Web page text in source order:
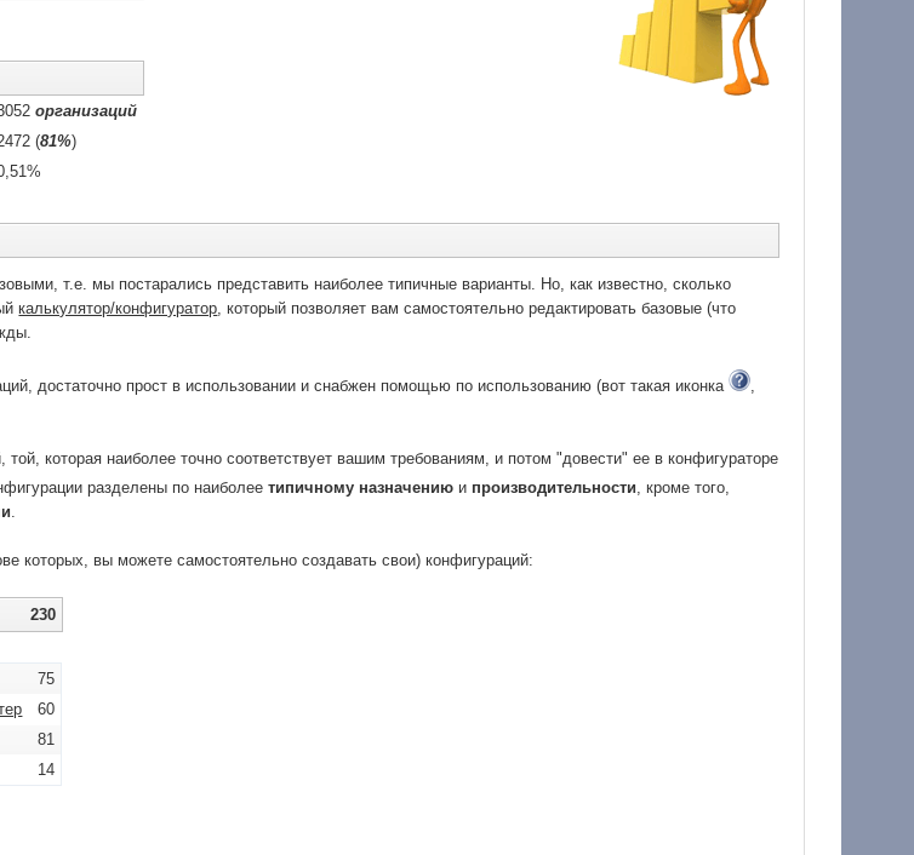
организаций
(81%)
т.е. мы постарались представить наиболее типичные варианты. Но, как известно, сколько
калькулятор/конфигуратор, который позволяет вам самостоятельно редактировать базовые (что
достаточно прост в использовании и снабжен помощью по использованию (вот такая иконка
,
которая наиболее точно соответствует вашим требованиям, и потом "довести" ее в конфигураторе
разделены по наиболеетипичному назначению и производительности, кроме того,
.
которых, вы можете самостоятельно создавать свои) конфигураций:
230
75
60
81
14